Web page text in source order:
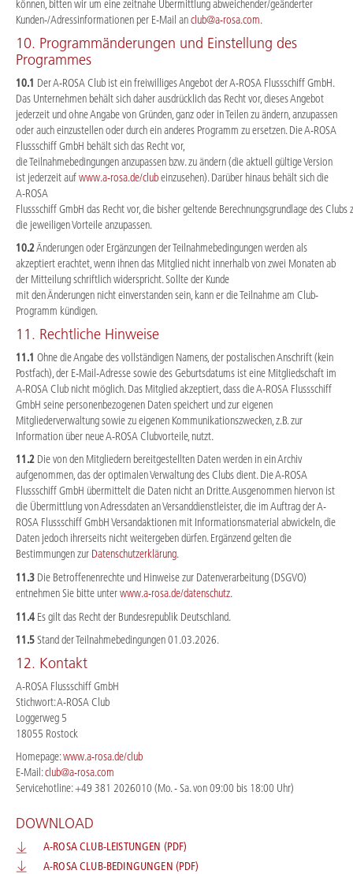
können, bitten wir um eine zeitnahe Übermittlung abweichender/geänderter
Kunden-/Adressinformationen per E-Mail anclub@a-rosa.com.
10. Programmänderungen und Einstellung des
Programmes
10.1 Der A-ROSA Club ist ein freiwilliges Angebot der A-ROSA Flussschiff GmbH.
Das Unternehmen behält sich daher ausdrücklich das Recht vor, dieses Angebot
jederzeit und ohne Angabe von Gründen, ganz oder in Teilen zu ändern, anzupassen
oder auch einzustellen oder durch ein anderes Programm zu ersetzen. Die A-ROSA
Flussschiff GmbH behält sich das Recht vor,
die Teilnahmebedingungen anzupassen bzw. zu ändern (die aktuell gültige Version
ist jederzeit aufwww.a-rosa.de/clubeinzusehen). Darüber hinaus behält sich die
A-ROSA
Flussschiff GmbH das Recht vor, die bisher geltende Berechnungsgrundlage des Clubs
die jeweiligen Vorteile anzupassen.
10.2Änderungen oder Ergänzungen der Teilnahmebedingungen werden als
akzeptiert erachtet, wenn ihnen das Mitglied nicht innerhalb von zwei Monaten ab
der Mitteilung schriftlich widerspricht. Sollte der Kunde
mit den Änderungen nicht einverstanden sein, kann er die Teilnahme am Club-
Programm kündigen.
11. Rechtliche Hinweise
11.1 Ohne die Angabe des vollständigen Namens, der postalischen Anschrift (kein
Postfach), der E-Mail-Adresse sowie des Geburtsdatums ist eine Mitgliedschaft im
A-ROSA Club nicht möglich. Das Mitglied akzeptiert, dass die A-ROSA Flussschiff
GmbH seine personenbezogenen Daten speichert und zur eigenen
Mitgliederverwaltung sowie zu eigenen Kommunikationszwecken, z.B. zur
Information über neue A-ROSA Clubvorteile, nutzt.
11.2 Die von den Mitgliedern bereitgestellten Daten werden in ein Archiv
aufgenommen, das der optimalen Verwaltung des Clubs dient. Die A-ROSA
Flussschiff GmbH übermittelt die Daten nicht an Dritte. Ausgenommen hiervon ist
die Übermittlung von Adressdaten an Versanddienstleister, die im Auftrag der A-
ROSA Flussschiff GmbH Versandaktionen mit Informationsmaterial abwickeln, die
Daten jedoch ihrerseits nicht weitergeben dürfen. Ergänzend gelten die
Bestimmungen zur Datenschutzerklärung.
11.3 Die Betroffenenrechte und Hinweise zur Datenverarbeitung (DSGVO)
entnehmen Sie bitte unterwww.a-rosa.de/datenschutz.
11.4 Es gilt das Recht der Bundesrepublik Deutschland.
11.5Stand der Teilnahmebedingungen 01.03.2026.
12. Kontakt
A-ROSA Flussschiff GmbH
Stichwort: A-ROSA Club
Loggerweg 5
18055 Rostock
Homepage:www.a-rosa.de/club
E-Mail:club@a-rosa.com
Servicehotline: +49 381 2026010 (Mo. - Sa. von 09:00 bis 18:00 Uhr)
DOWNLOAD
A-ROSA CLUB-LEISTUNGEN (PDF)
A-ROSA CLUB-BEDINGUNGEN (PDF)